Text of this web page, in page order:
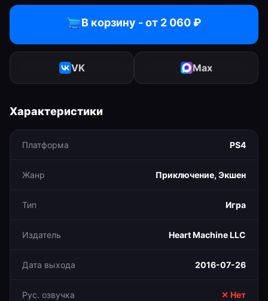
В корзину - от 2 060₽
VK Max
Характеристики
Платформа PS4
Жанр Приключение, Экшен
Тип Игра
Издатель Heart Machine LLC
Дата выхода 2016-07-26
Рус. озвучка ✕ Нет